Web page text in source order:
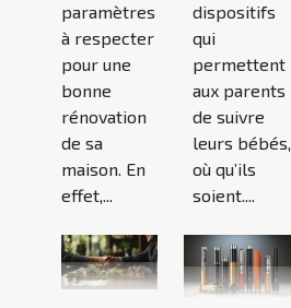
paramètres
à respecter
pour une
bonne
rénovation
de sa
maison. En
effet,...
dispositifs
qui
permettent
aux parents
de suivre
leurs bébés,
où qu’ils
soient....